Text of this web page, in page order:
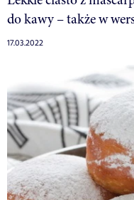
do kawy – także w
17.03.2022